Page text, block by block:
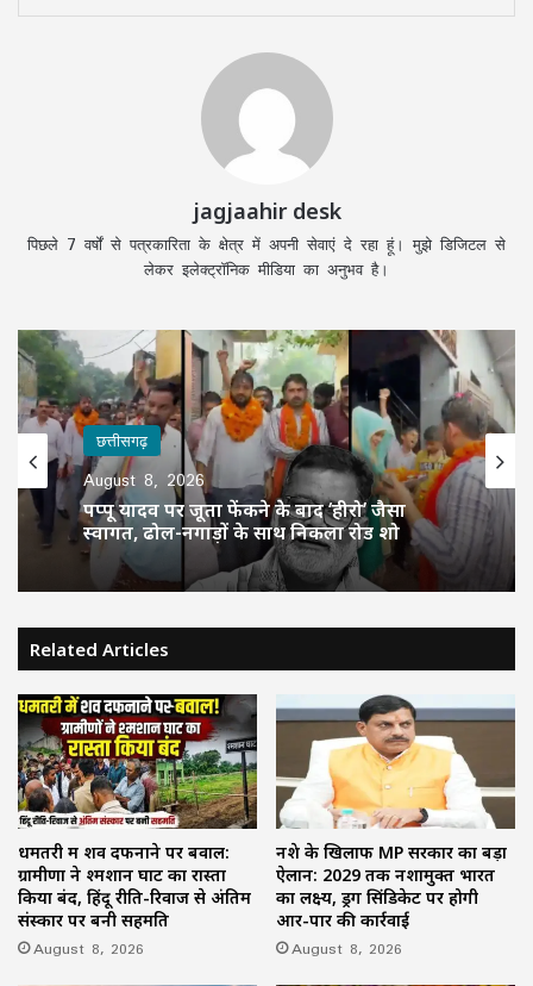
jagjaahir desk
पिछले 7 वर्षों से पत्रकारिता के क्षेत्र में अपनी सेवाएं दे रहा हूं। मुझे डिजिटल से
लेकर इलेक्ट्रॉनिक मीडिया का अनुभव है।
छत्तीसगढ़
August 8, 2026
पप्पू यादव पर जूता फेंकने के बाद ‘हीरो’ जैसा
स्वागत, ढोल-नगाड़ों के साथ निकला रोड शो
Related Articles
धमतरी में शव दफनाने पर बवाल:
ग्रामीणों ने श्मशान घाट का रास्ता
किया बंद, हिंदू रीति-रिवाज से अंतिम
संस्कार पर बनी सहमति
August 8, 2026
नशे के खिलाफ MP सरकार का बड़ा
ऐलान: 2029 तक नशामुक्त भारत
का लक्ष्य, ड्रग सिंडिकेट पर होगी
आर-पार की कार्रवाई
August 8, 2026